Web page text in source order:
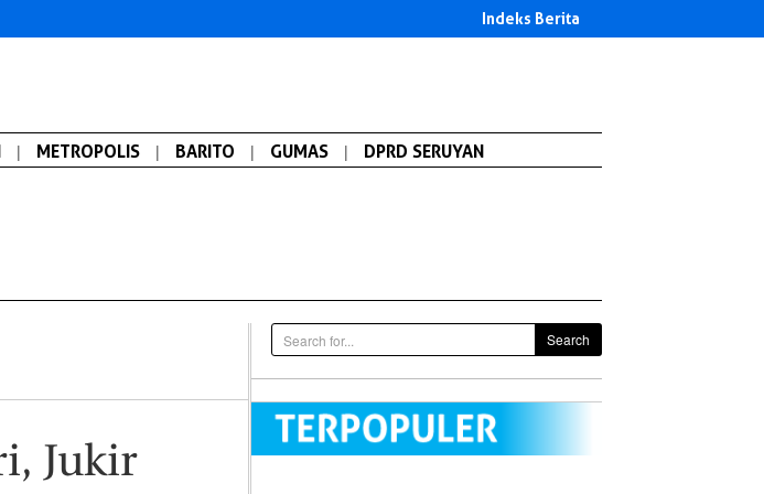
Indeks Berita
| METROPOLIS | BARITO | GUMAS | DPRD SERUYAN
Jukir
Search